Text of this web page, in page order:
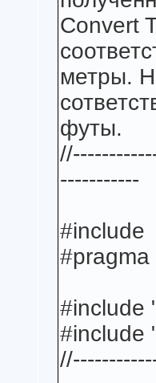
Convert
метры.
футы.
-----------
#include
#pragma
#include
#include